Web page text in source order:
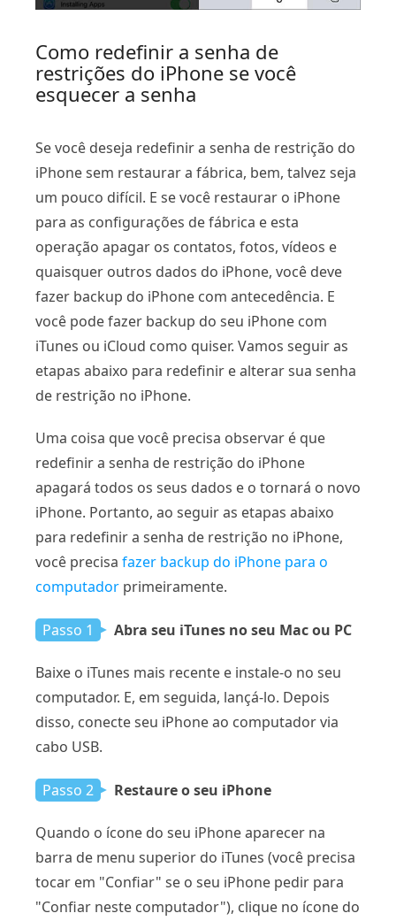
Como redefinir a senha de
restrições do iPhone se você
esquecer a senha
Se você deseja redefinir a senha de restrição do
iPhone sem restaurar a fábrica, bem, talvez seja
um pouco difícil. E se você restaurar o iPhone
para as configurações de fábrica e esta
operação apagar os contatos, fotos, vídeos e
quaisquer outros dados do iPhone, você deve
fazer backup do iPhone com antecedência. E
você pode fazer backup do seu iPhone com
iTunes ou iCloud como quiser. Vamos seguir as
etapas abaixo para redefinir e alterar sua senha
de restrição no iPhone.
Uma coisa que você precisa observar é que
redefinir a senha de restrição do iPhone
apagará todos os seus dados e o tornará o novo
iPhone. Portanto, ao seguir as etapas abaixo
para redefinir a senha de restrição no iPhone,
você precisa fazer backup do iPhone para o
computador primeiramente.
Passo 1 Abra seu iTunes no seu Mac ou PC
Baixe o iTunes mais recente e instale-o no seu
computador. E, em seguida, lançá-lo. Depois
disso, conecte seu iPhone ao computador via
cabo USB.
Passo 2 Restaure o seu iPhone
Quando o ícone do seu iPhone aparecer na
barra de menu superior do iTunes (você precisa
tocar em "Confiar" se o seu iPhone pedir para
"Confiar neste computador"), clique no ícone do